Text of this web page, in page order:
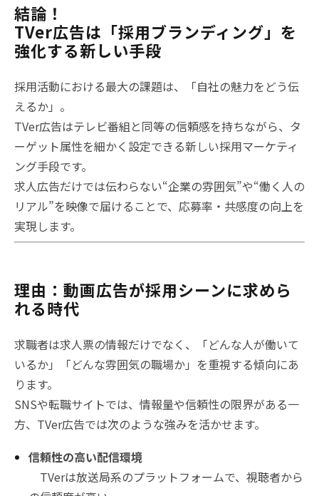
結論！
TVer広告は「採用ブランディング」を
強化する新しい手段
採用活動における最大の課題は、「自社の魅力をどう伝
えるか」。
TVer広告はテレビ番組と同等の信頼感を持ちながら、タ
ーゲット属性を細かく設定できる新しい採用マーケティ
ング手段です。
求人広告だけでは伝わらない“企業の雰囲気”や“働く人の
リアル”を映像で届けることで、応募率・共感度の向上を
実現します。
理由：動画広告が採用シーンに求めら
れる時代
求職者は求人票の情報だけでなく、「どんな人が働いて
いるか」「どんな雰囲気の職場か」を重視する傾向にあ
ります。
SNSや転職サイトでは、情報量や信頼性の限界がある一
方、TVer広告では次のような強みを活かせます。
信頼性の高い配信環境
TVerは放送局系のプラットフォームで、視聴者から